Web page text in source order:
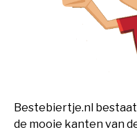
Bestebiertje.nl
de mooie kanten van